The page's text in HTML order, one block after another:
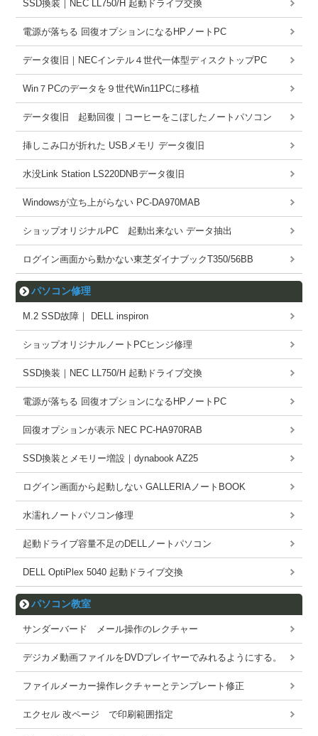
SSD換装｜NEC LL750/H 起動ドライブ交換
電源が落ちる 回復オプションになるHPノートPC
データ復旧｜NECインテル４世代一体型ディスクトップPC
Win７PCのデータを９世代Win11PCに移植
データ復旧 起動回復｜コーヒーをこぼしたノートパソコン
挿しこみ口が折れた USBメモリ データ復旧
水没Link Station LS220DNBデータ復旧
Windowsが立ち上がらない PC-DA970MAB
ショップオリジナルPC 起動出来ない データ抽出
ログイン画面から動かない東芝ダイナブックT350/56BB
パソコン修理
M.2 SSD故障｜ DELL inspiron
ショップオリジナルノートPCヒンジ修理
SSD換装｜NEC LL750/H 起動ドライブ交換
電源が落ちる 回復オプションになるHPノートPC
回復オプションが表示 NEC PC-HA970RAB
SSD換装とメモリー増設｜dynabook AZ25
ログイン画面から起動しない GALLERIAノートBOOK
水濡れノートパソコン修理
起動ドライブ容量不足のDELLノートパソコン
DELL OptiPlex 5040 起動ドライブ交換
パソコン教室
サンダーバード メール操作のレクチャー
デジカメ動画ファイルをDVDプレイヤーでみれるようにする。
ファイルメーカー操作レクチャーとテンプレート修正
エクセル 改ページ で印刷範囲指定